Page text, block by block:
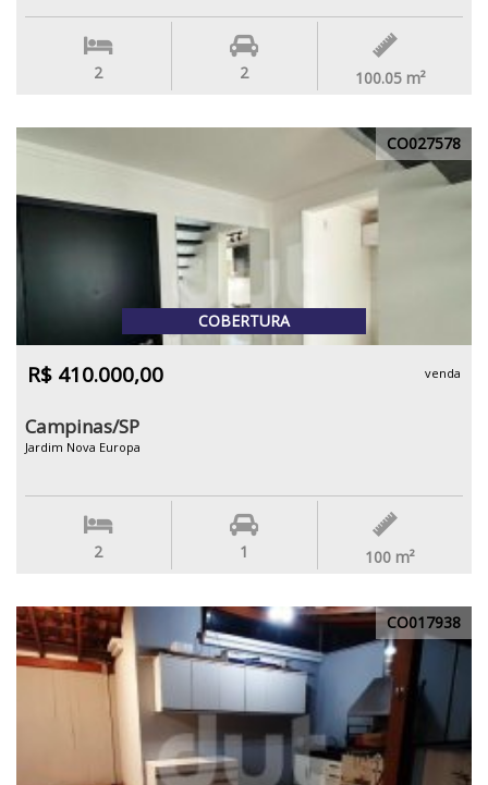
2 2 100.05 m²
CO027578
COBERTURA
R$ 410.000,00 venda
Campinas/SP
Jardim Nova Europa
2 1 100 m²
CO017938